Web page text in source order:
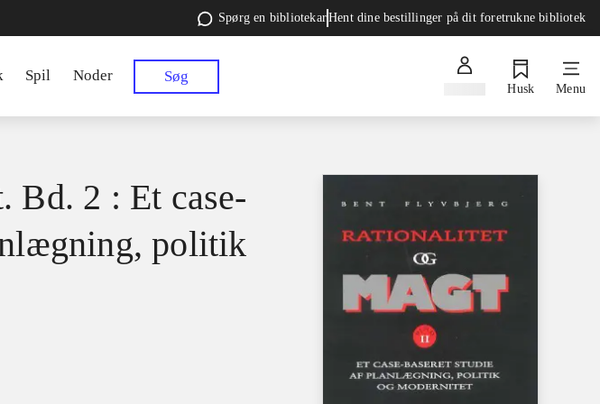
Spørg en bibliotekarHent dine bestillinger på dit foretrukne bibliotek
Spil Noder Søg
Husk Menu
Bd. 2 : Et case-
politik